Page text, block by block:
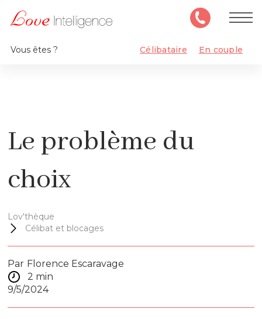
Vous êtes ? Célibataire En couple
Le problème du
choix
Lov'thèque
Célibat et blocages
Par Florence Escaravage
2 min
9/5/2024